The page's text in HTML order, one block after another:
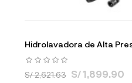
Hidrolavadora de Alta
S/ 2,621.63 S/ 1,899.90